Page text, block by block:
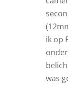
ik op
was